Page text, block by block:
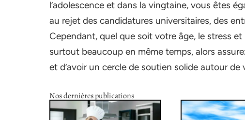
l’adolescence et dans la vingtaine, vous êtes
au rejet des candidatures universitaires, des
Cependant, quel que soit votre âge, le stress
surtout beaucoup en même temps, alors
et d’avoir un cercle de soutien solide autour de
Nos dernières publications